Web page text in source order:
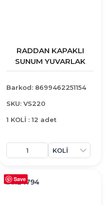
RADDAN KAPAKLI
SUNUM YUVARLAK
Barkod: 8699462251154
SKU: VS220
1 KOLİ : 12 adet
Save